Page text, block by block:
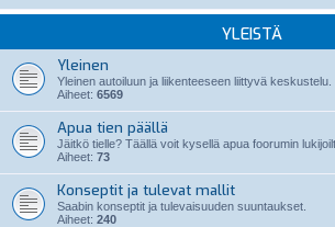
YLEISTÄ
Yleinen
Yleinen autoiluun ja liikenteeseen liittyvä keskustelu.
Aiheet: 6569
Apua tien päällä
Jäitkö tielle? Täällä voit kysellä apua foorumin
Aiheet: 73
Konseptit ja tulevat mallit
Saabin konseptit ja tulevaisuuden suuntaukset.
Aiheet: 240